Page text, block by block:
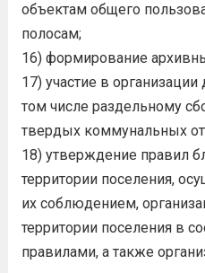
объектам общего
полосам;
16) формирование
17) участие в
том числе раздельному
твердых коммунальных
18) утверждение правил
территории поселения,
их соблюдением,
территории поселения в
правилами, а также